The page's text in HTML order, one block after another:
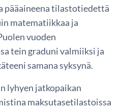
pääaineena tilastotiedettä
matematiikkaa ja
vuoden
tein graduni valmiiksi ja
samana syksynä.
lyhyen jatkopaikan
maksutasetilastoissa